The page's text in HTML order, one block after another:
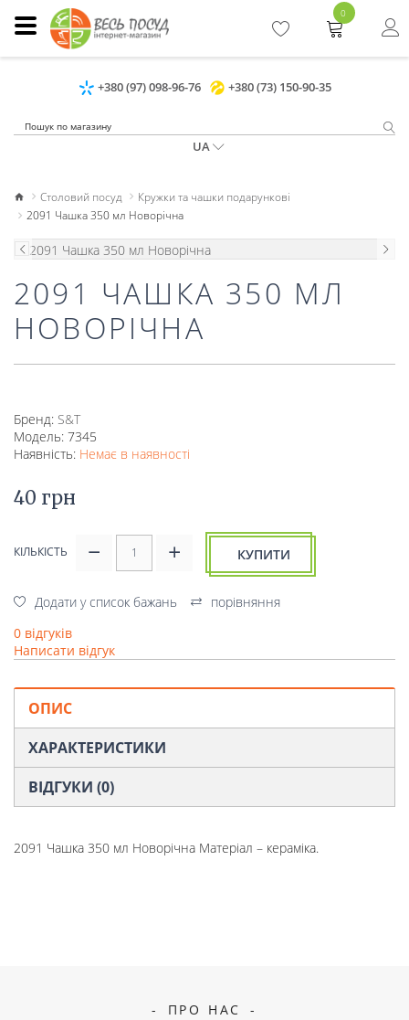
+380 (97) 098-96-76 +380 (73) 150-90-35
UA
0
Столовий посуд
Кружки та чашки подарункові
2091 Чашка 350 мл Новорічна
2091 ЧАШКА 350 МЛ
НОВОРІЧНА
Бренд: S&T
Модель: 7345
Наявність: Немає в наявності
40 грн
КІЛЬКІСТЬ КУПИТИ
Додати у список бажань
порівняння
0 відгуків
Написати відгук
ОПИС
ХАРАКТЕРИСТИКИ
ВІДГУКИ (0)
2091 Чашка 350 мл Новорічна Матеріал – кераміка.
ПРО НАС